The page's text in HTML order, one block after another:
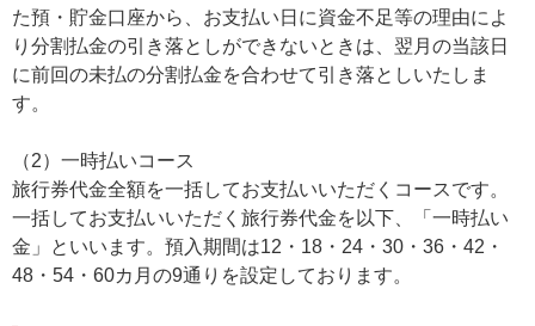
た預・貯金口座から、お支払い日に資金不足等の理由によ
り分割払金の引き落としができないときは、翌月の当該日
に前回の未払の分割払金を合わせて引き落としいたしま
す。
（2）一時払いコース
旅行券代金全額を一括してお支払いいただくコースです。
一括してお支払いいただく旅行券代金を以下、「一時払い
金」といいます。預入期間は12・18・24・30・36・42・
48・54・60カ月の9通りを設定しております。